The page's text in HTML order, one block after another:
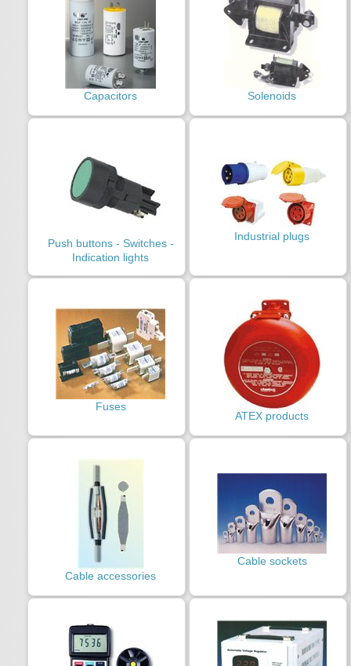
Capacitors Solenoids
Push buttons - Switches -
Indication lights
Industrial plugs
Fuses
ATEX products
Cable accessories
Cable sockets